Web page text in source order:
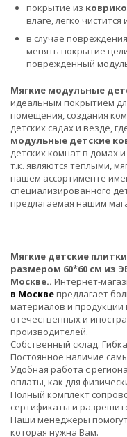
покрытие из
влаге, легко чистится
в случае повреждения
менять покрытие
повреждённый
Мягкие модульные
идеальным покрытием
помещения, создания
детских садах и везде,
модульные детские
детских комнат в домах
т.к. являются теплыми,
нашем ассортименте
специализированного
предлагаемая нашим
Мягкие детские
размером 60*60 см из
Москве.. Интернет-
в Москвепредлагает
материалов и продукции
отечественных и
производителей.
Собственный склад.
Постоянное наличие
Удобная работа с
оплаты, как для
Полный комплект
сертификаты и
Наши менеджеры
которая нужна Вам.